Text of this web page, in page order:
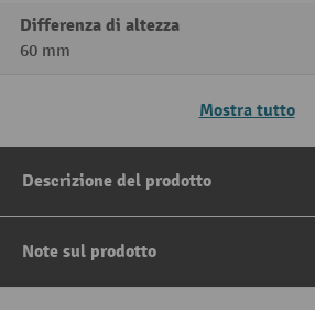
Differenza di altezza
60 mm
Mostra tutto
Descrizione del prodotto
Note sul prodotto